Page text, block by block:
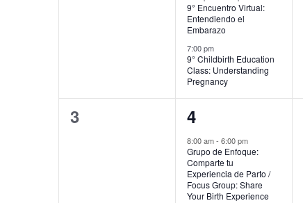
9° Encuentro Virtual:
Entendiendo el
Embarazo
7:00 pm
9° Childbirth Education
Class: Understanding
Pregnancy
0
3
1
evento,
4
8:00 am- 6:00 pm
Grupo de Enfoque:
Comparte tu
Experiencia de Parto /
Focus Group: Share
Your Birth Experience